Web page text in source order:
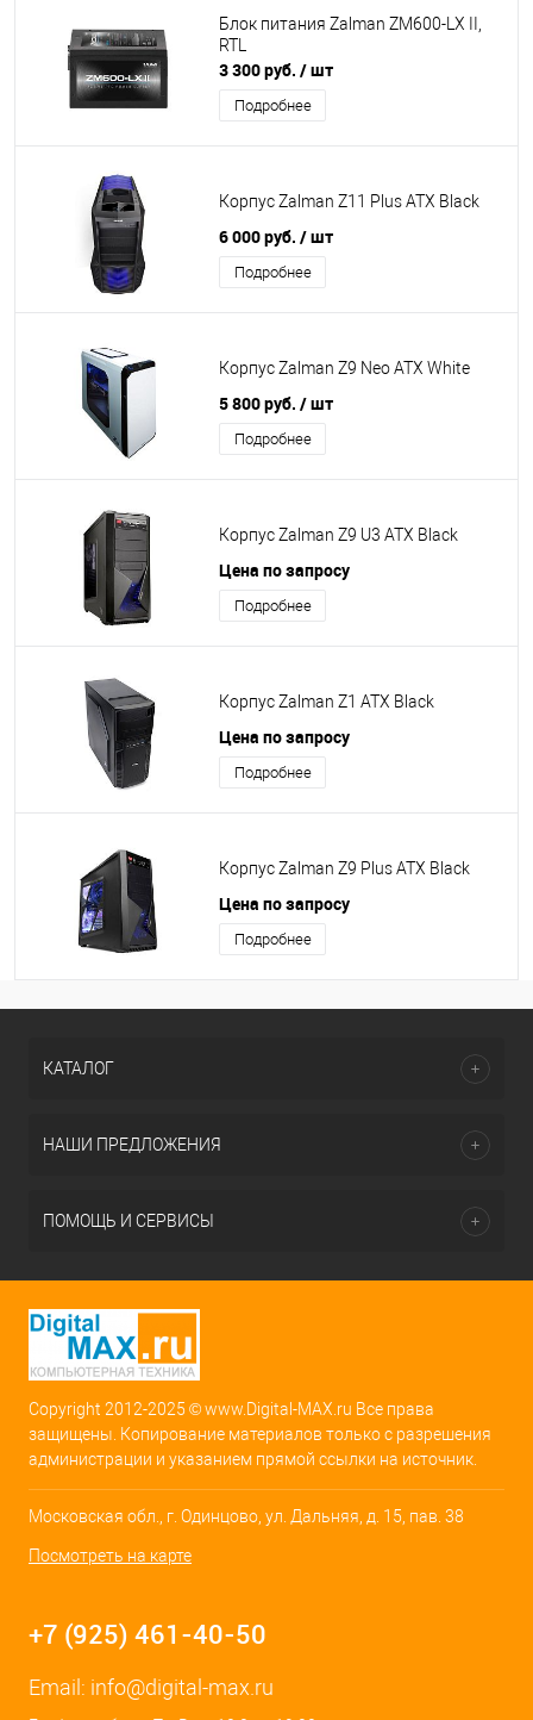
Блок питания Zalman ZM600-LX II,
RTL
3 300 руб. / шт
Подробнее
Корпус Zalman Z11 Plus ATX Black
6 000 руб. / шт
Подробнее
Корпус Zalman Z9 Neo ATX White
5 800 руб. / шт
Подробнее
Корпус Zalman Z9 U3 ATX Black
Цена по запросу
Подробнее
Корпус Zalman Z1 ATX Black
Цена по запросу
Подробнее
Корпус Zalman Z9 Plus ATX Black
Цена по запросу
Подробнее
КАТАЛОГ
НАШИ ПРЕДЛОЖЕНИЯ
ПОМОЩЬ И СЕРВИСЫ
Copyright 2012-2025 © www.Digital-MAX.ru Все права
защищены. Копирование материалов только с разрешения
администрации и указанием прямой ссылки на источник.
Московская обл., г. Одинцово, ул. Дальняя, д. 15, пав. 38
Посмотреть на карте
+7 (925) 461-40-50
Email: info@digital-max.ru